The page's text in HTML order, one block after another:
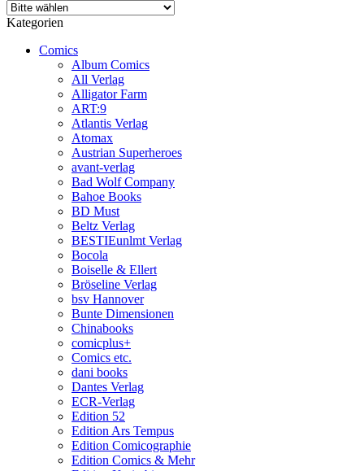
Kategorien
Comics
Album Comics
All Verlag
Alligator Farm
ART:9
Atlantis Verlag
Atomax
Austrian Superheroes
avant-verlag
Bad Wolf Company
Bahoe Books
BD Must
Beltz Verlag
BESTIEunlmt Verlag
Bocola
Boiselle & Ellert
Bröseline Verlag
bsv Hannover
Bunte Dimensionen
Chinabooks
comicplus+
Comics etc.
dani books
Dantes Verlag
ECR-Verlag
Edition 52
Edition Ars Tempus
Edition Comicographie
Edition Comics & Mehr